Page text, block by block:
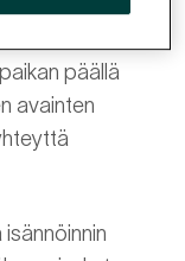
päällä
avainten